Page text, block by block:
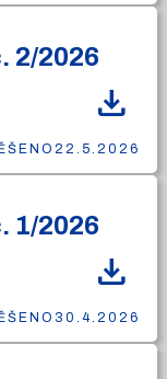
2/2026
download
22.5.2026
1/2026
download
30.4.2026